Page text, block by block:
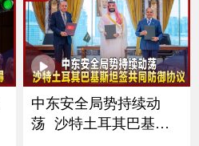
中东安全局势持续动
荡 沙特土耳其巴基斯